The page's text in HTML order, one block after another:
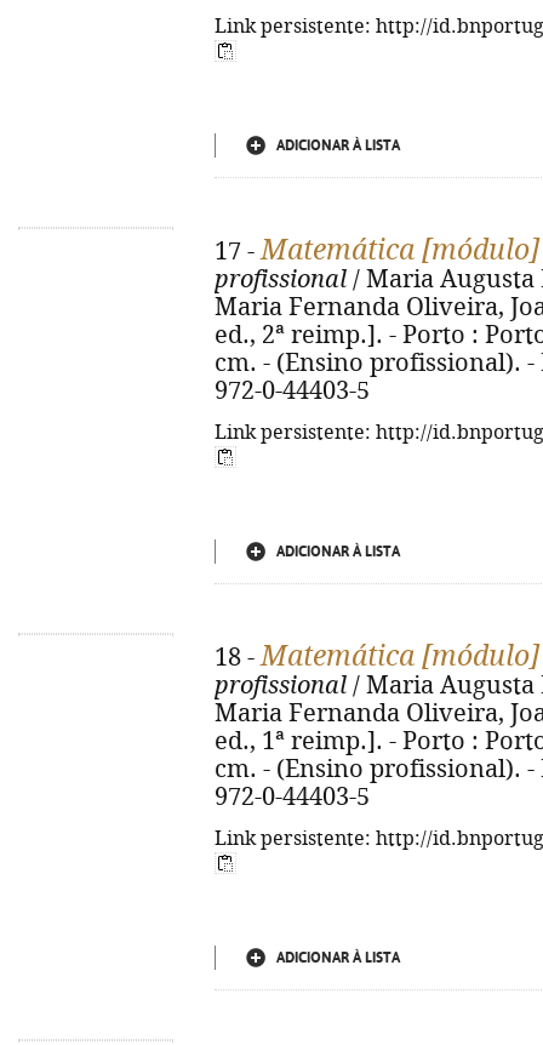
Link persistente: http://
ADICIONAR À LISTA
17 -Matemática
profissional / Maria Augusta
Maria Fernanda Oliveira,
ed., 2ª reimp.]. - Porto :
cm. - (Ensino profissional). -
972-0-44403-5
Link persistente: http://
ADICIONAR À LISTA
18 -Matemática
profissional / Maria Augusta
Maria Fernanda Oliveira,
ed., 1ª reimp.]. - Porto :
cm. - (Ensino profissional). -
972-0-44403-5
Link persistente: http://
ADICIONAR À LISTA